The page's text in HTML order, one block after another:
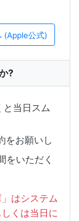
(Apple公式)
?
と当日スム
をお願いし
をいただく
はシステム
くは当日に